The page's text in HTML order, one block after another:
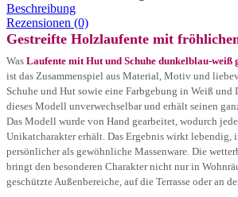
Beschreibung
Rezensionen (0)
Gestreifte Holzlaufente mit
Was Laufente mit Hut und Schuhe dunkelblau-weiß
ist das Zusammenspiel aus Material, Motiv und
Schuhe und Hut sowie eine Farbgebung in Weiß
dieses Modell unverwechselbar und erhält seinen
Das Modell wurde von Hand gearbeitet, wodurch
Unikatcharakter erhält. Das Ergebnis wirkt
persönlicher als gewöhnliche Massenware. Die
bringt den besonderen Charakter nicht nur in
geschützte Außenbereiche, auf die Terrasse oder an